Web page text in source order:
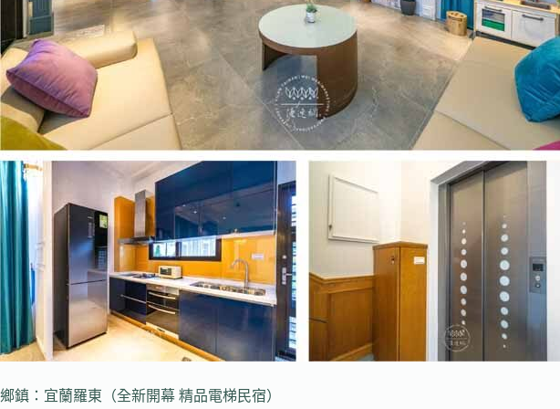
鄉鎮：宜蘭羅東（全新開幕 精品電梯民宿）